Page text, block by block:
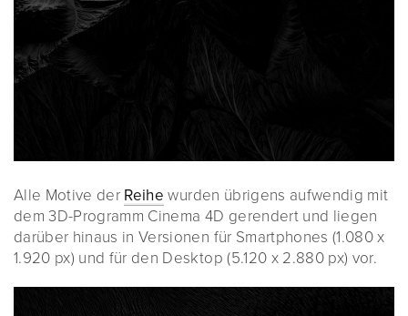
Alle Motive der Reihe wurden übrigens aufwendig mit
dem 3D-Programm Cinema 4D gerendert und liegen
darüber hinaus in Versionen für Smartphones (1.080 x
1.920 px) und für den Desktop (5.120 x 2.880 px) vor.